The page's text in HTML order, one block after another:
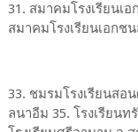
31. สมาคมโรงเรียนเ
สมาคมโรงเรียนเอก
33. ชมรมโรงเรียนสอ
ลนาอีม 35. โรงเรียน